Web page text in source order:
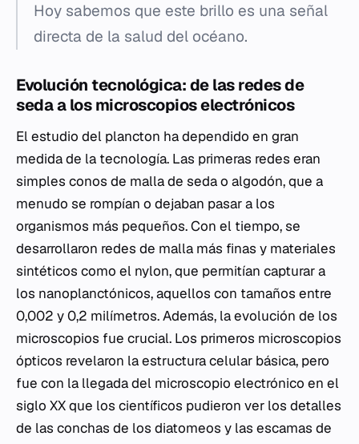
Hoy sabemos que este brillo es una señal
directa de la salud del océano.
Evolución tecnológica: de las redes de
seda a los microscopios electrónicos
El estudio del plancton ha dependido en gran
medida de la tecnología. Las primeras redes eran
simples conos de malla de seda o algodón, que a
menudo se rompían o dejaban pasar a los
organismos más pequeños. Con el tiempo, se
desarrollaron redes de malla más finas y materiales
sintéticos como el nylon, que permitían capturar a
los nanoplanctónicos, aquellos con tamaños entre
0,002 y 0,2 milímetros. Además, la evolución de los
microscopios fue crucial. Los primeros microscopios
ópticos revelaron la estructura celular básica, pero
fue con la llegada del microscopio electrónico en el
siglo XX que los científicos pudieron ver los detalles
de las conchas de los diatomeos y las escamas de